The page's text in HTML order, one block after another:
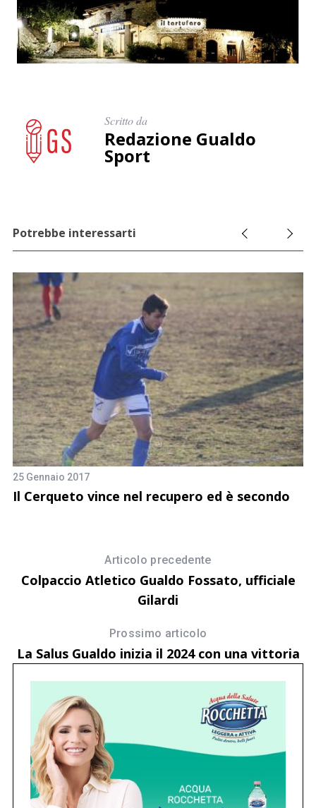
Scritto da
Redazione Gualdo
Sport
Potrebbe interessarti
25 Gennaio 2017
Il Cerqueto vince nel recupero ed è secondo
Articolo precedente
Colpaccio Atletico Gualdo Fossato, ufficiale
Gilardi
Prossimo articolo
La Salus Gualdo inizia il 2024 con una vittoria